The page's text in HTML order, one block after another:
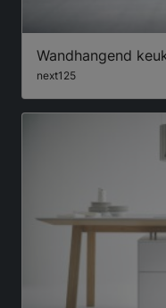
Wandhangend
next125